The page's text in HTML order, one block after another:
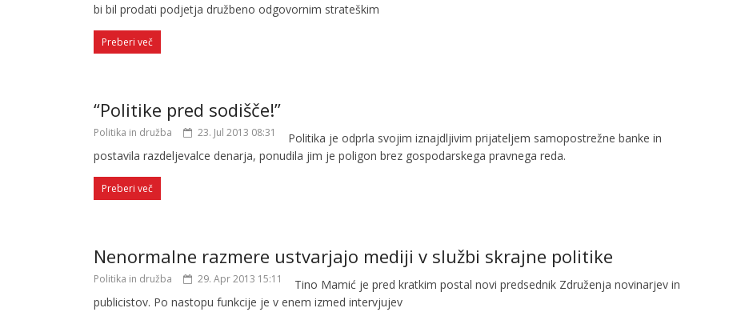
bi bil prodati podjetja družbeno odgovornim strateškim
Preberi več
“Politike pred sodišče!”
Politika in družba 23. Jul 2013 08:31
Politika je odprla svojim iznajdljivim prijateljem samopostrežne banke in
postavila razdeljevalce denarja, ponudila jim je poligon brez gospodarskega pravnega reda.
Preberi več
Nenormalne razmere ustvarjajo mediji v službi skrajne politike
Politika in družba 29. Apr 2013 15:11
Tino Mamić je pred kratkim postal novi predsednik Združenja novinarjev in
publicistov. Po nastopu funkcije je v enem izmed intervjujev